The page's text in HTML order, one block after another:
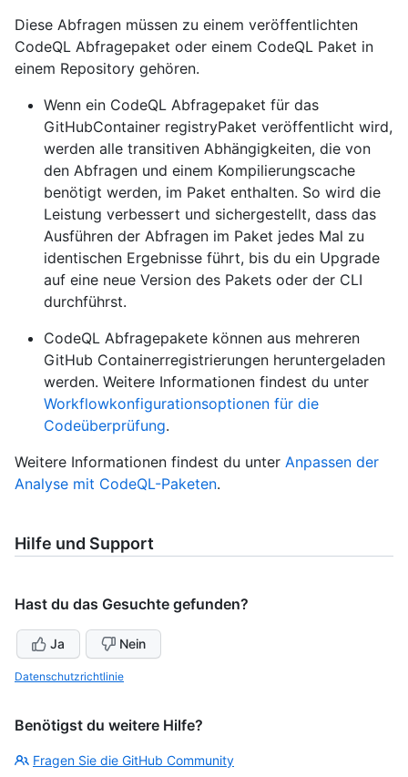
Diese Abfragen müssen zu einem veröffentlichten
CodeQL Abfragepaket oder einem CodeQL Paket in
einem Repository gehören.
Wenn ein CodeQL Abfragepaket für das
GitHubContainer registryPaket veröffentlicht wird,
werden alle transitiven Abhängigkeiten, die von
den Abfragen und einem Kompilierungscache
benötigt werden, im Paket enthalten. So wird die
Leistung verbessert und sichergestellt, dass das
Ausführen der Abfragen im Paket jedes Mal zu
identischen Ergebnisse führt, bis du ein Upgrade
auf eine neue Version des Pakets oder der CLI
durchführst.
CodeQL Abfragepakete können aus mehreren
GitHub Containerregistrierungen heruntergeladen
werden. Weitere Informationen findest du unter
Workflowkonfigurationsoptionen für die
Codeüberprüfung.
Weitere Informationen findest du unter Anpassen der
Analyse mit CodeQL-Paketen.
Hilfe und Support
Hast du das Gesuchte gefunden?
Ja Nein
Datenschutzrichtlinie
Benötigst du weitere Hilfe?
Fragen Sie die GitHub Community